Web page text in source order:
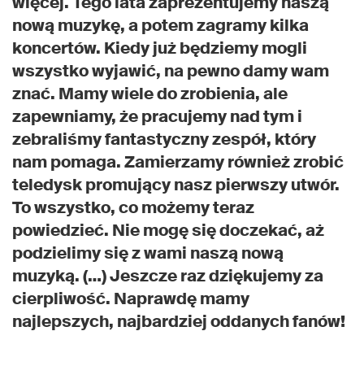
nową muzykę, a potem zagramy kilka
koncertów. Kiedy już będziemy mogli
wszystko wyjawić, na pewno damy wam
znać. Mamy wiele do zrobienia, ale
zapewniamy, że pracujemy nad tym i
zebraliśmy fantastyczny zespół, który
nam pomaga. Zamierzamy również zrobić
teledysk promujący nasz pierwszy utwór.
To wszystko, co możemy teraz
powiedzieć. Nie mogę się doczekać, aż
podzielimy się z wami naszą nową
muzyką. (…) Jeszcze raz dziękujemy za
cierpliwość. Naprawdę mamy
najlepszych, najbardziej oddanych fanów!